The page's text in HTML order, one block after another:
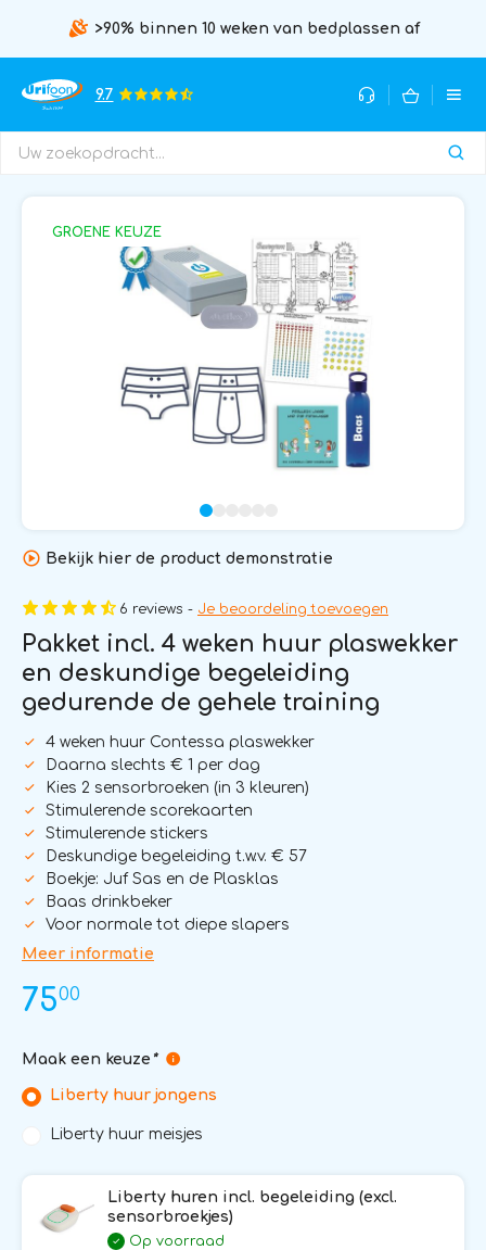
>90% binnen 10 weken van bedplassen af
9.7
GROENE KEUZE
Bekijk hier de product demonstratie
6 reviews - Je beoordeling toevoegen
Pakket incl. 4 weken huur plaswekker
en deskundige begeleiding
gedurende de gehele training
4 weken huur Contessa plaswekker
Daarna slechts € 1 per dag
Kies 2 sensorbroeken (in 3 kleuren)
Stimulerende scorekaarten
Stimulerende stickers
Deskundige begeleiding t.w.v. € 57
Boekje: Juf Sas en de Plasklas
Baas drinkbeker
Voor normale tot diepe slapers
Meer informatie
7500
Maak een keuze *
Liberty huur jongens
Liberty huur meisjes
Liberty huren incl. begeleiding (excl.
sensorbroekjes)
Op voorraad